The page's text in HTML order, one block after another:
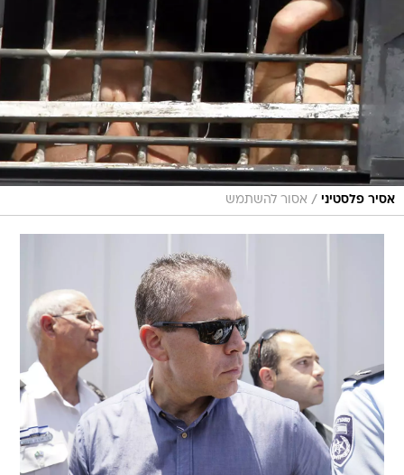
אסיר פלסטיני / אסור להשתמש